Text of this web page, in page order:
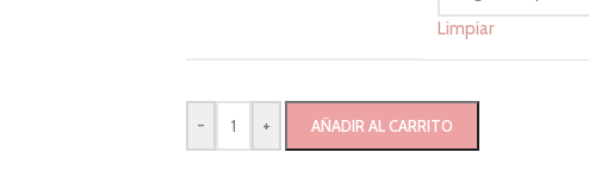
Limpiar
- + AÑADIR AL CARRITO